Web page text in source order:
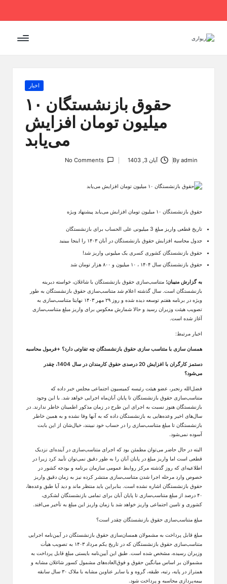
Skip
content
Posted
اخبار
حقوق بازنشستگان ۱۰
میلیون تومان افزایش
می‌یابد
Byadmin آبان 3, 1403 No Comments
حقوق بازنشستگان ۱۰ میلیون تومان افزایش می‌یابد پیشنهاد ویژه
تاریخ قطعی واریز مبلغ 3 میلیونی علی الحساب برای بازنشستگان
جدول محاسبه افزایش حقوق بازنشستگان در آبان ۱۴۰۳ را اینجا ببینید
حقوق بازنشستگان کشوری کسری یک میلیونی واریز شد!
حقوق بازنشستگان سال ۱۴۰۴ ، ۱۰ میلیون و ۸۰۰ هزار تومان شد
به گزارش منیبان؛ متناسب‌سازی حقوق بازنشستگان با شاغلان، خواسته دیرینه
بازنشستگان است. سال گذشته اعلام شد متناسب‌سازی حقوق بازنشستگان به طور
ویژه در برنامه هفتم توسعه دیده شده و روز ۲۹ مهر ۱۴۰۳ نهایتا متناسب‌سازی به
تصویب هیئت وزیران رسید و حالا شمارش معکوس برای واریز مبلغ متناسب‌سازی
آغاز شده است.
اخبار مرتبط:
همسان سازی با متناسب سازی حقوق بازنشستگان چه تفاوتی دارد؟ +فرمول محاسبه
دستمز کارگران با افزایش 20 درصدی حقوق کارمندان در سال 1404، چقدر
می‌شود؟
فضل‌الله رنجبر، عضو هیئت رئیسه کمیسیون اجتماعی مجلس خبر داده که
متناسب‌سازی حقوق بازنشستگان تا پایان آبان‌ماه اجرایی خواهد شد. با این وجود
بازنشستگان هنوز نسبت به اجرای این طرح در زمان مذکور اطمینان خاطر ندارند. در
سال‌های اخیر وعده‌هایی به بازنشستگان داده که به آنها وفا نشده و به همین خاطر
بازنشستگان تا مبلغ متناسب‌سازی را در حساب خود نبینند، خیال‌شان از این بابت
آسوده نمی‌شود.
البته در حال حاضر می‌توان مطمئن بود که اجرای متناسب‌سازی در آینده‌ای نزدیک
قطعی است اما واریز مبلغ در پایان آبان را به طور دقیق نمی‌توان تأیید کرد زیرا در
اطلاعیه‌ای که روز گذشته مرکز روابط عمومی سازمان برنامه و بودجه کشور در
خصوص وارد مرحله اجرا شدن متناسب‌سازی منتشر کرده نیز به زمان دقیق واریز
حقوق بازنشستگان اشاره نشده است. بنابراین باید منتظر ماند و دید آیا طبق وعده‌ها،
۴۰ درصد از مبلغ متناسب‌سازی تا پایان آبان برای تمامی بازنشستگان لشکری،
کشوری و تامین اجتماعی واریز خواهد شد یا زمان واریز این مبلغ به تأخیر می‌افتد.
مبلغ متناسب‌سازی حقوق بازنشستگان چقدر است؟
مبلغ قابل پرداخت به مشمولان همسان‌سازی حقوق بازنشستگان در آیین‌نامه اجرایی
متناسب‌سازی حقوق بازنشستگان که در تاریخ یکم مرداد ۱۴۰۳ به تصویب هیأت
وزیران رسیده، مشخص شده است. طبق این آیین‌نامه بایستی مبلغ قابل پرداخت به
مشمولان بر اساس میانگین حقوق و فوق‌العاده‌های مشمول کسور شاغلان مشابه و
همتراز در پایه، رتبه، طبقه، گروه و یا سایر عناوین مشابه با ملاک ۳۰ سال سابقه
بیمه‌پردازی محاسبه و پرداخت شود.